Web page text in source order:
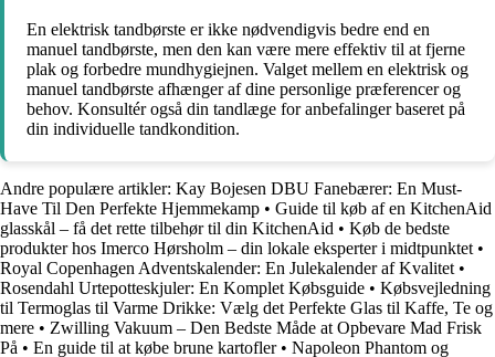
En elektrisk tandbørste er ikke nødvendigvis bedre end en
manuel tandbørste, men den kan være mere effektiv til at fjerne
plak og forbedre mundhygiejnen. Valget mellem en elektrisk og
manuel tandbørste afhænger af dine personlige præferencer og
behov. Konsultér også din tandlæge for anbefalinger baseret på
din individuelle tandkondition.
Andre populære artikler: Kay Bojesen DBU Fanebærer: En Must-
Have Til Den Perfekte Hjemmekamp • Guide til køb af en KitchenAid
glasskål – få det rette tilbehør til din KitchenAid • Køb de bedste
produkter hos Imerco Hørsholm – din lokale eksperter i midtpunktet •
Royal Copenhagen Adventskalender: En Julekalender af Kvalitet •
Rosendahl Urtepotteskjuler: En Komplet Købsguide • Købsvejledning
til Termoglas til Varme Drikke: Vælg det Perfekte Glas til Kaffe, Te og
mere • Zwilling Vakuum – Den Bedste Måde at Opbevare Mad Frisk
På • En guide til at købe brune kartofler• Napoleon Phantom og